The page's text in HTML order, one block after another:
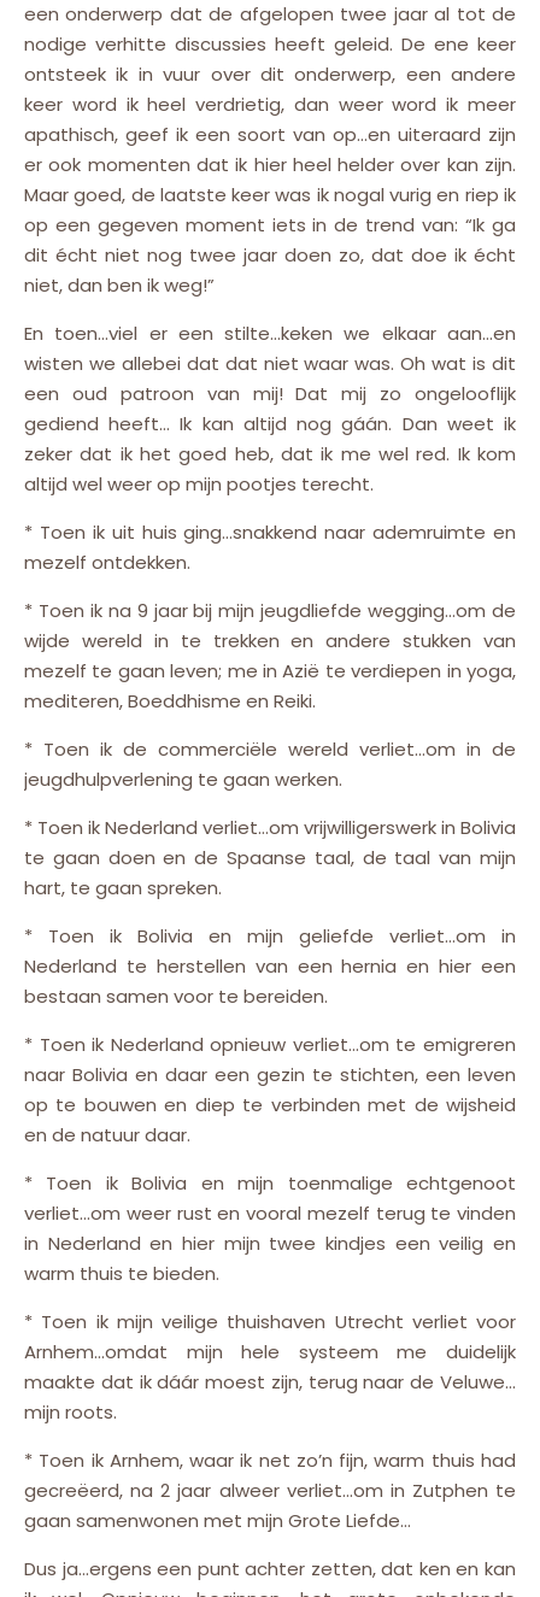
een onderwerp dat de afgelopen twee jaar al tot de
nodige verhitte discussies heeft geleid. De ene keer
ontsteek ik in vuur over dit onderwerp, een andere
keer word ik heel verdrietig, dan weer word ik meer
apathisch, geef ik een soort van op…en uiteraard zijn
er ook momenten dat ik hier heel helder over kan zijn.
Maar goed, de laatste keer was ik nogal vurig en riep ik
op een gegeven moment iets in de trend van: “Ik ga
dit écht niet nog twee jaar doen zo, dat doe ik écht
niet, dan ben ik weg!”
En toen…viel er een stilte…keken we elkaar aan…en
wisten we allebei dat dat niet waar was. Oh wat is dit
een oud patroon van mij! Dat mij zo ongelooflijk
gediend heeft… Ik kan altijd nog gáán. Dan weet ik
zeker dat ik het goed heb, dat ik me wel red. Ik kom
altijd wel weer op mijn pootjes terecht.
* Toen ik uit huis ging…snakkend naar ademruimte en
mezelf ontdekken.
* Toen ik na 9 jaar bij mijn jeugdliefde wegging…om de
wijde wereld in te trekken en andere stukken van
mezelf te gaan leven; me in Azië te verdiepen in yoga,
mediteren, Boeddhisme en Reiki.
* Toen ik de commerciële wereld verliet…om in de
jeugdhulpverlening te gaan werken.
* Toen ik Nederland verliet…om vrijwilligerswerk in Bolivia
te gaan doen en de Spaanse taal, de taal van mijn
hart, te gaan spreken.
* Toen ik Bolivia en mijn geliefde verliet…om in
Nederland te herstellen van een hernia en hier een
bestaan samen voor te bereiden.
* Toen ik Nederland opnieuw verliet…om te emigreren
naar Bolivia en daar een gezin te stichten, een leven
op te bouwen en diep te verbinden met de wijsheid
en de natuur daar.
* Toen ik Bolivia en mijn toenmalige echtgenoot
verliet…om weer rust en vooral mezelf terug te vinden
in Nederland en hier mijn twee kindjes een veilig en
warm thuis te bieden.
* Toen ik mijn veilige thuishaven Utrecht verliet voor
Arnhem…omdat mijn hele systeem me duidelijk
maakte dat ik dáár moest zijn, terug naar de Veluwe…
mijn roots.
* Toen ik Arnhem, waar ik net zo’n fijn, warm thuis had
gecreëerd, na 2 jaar alweer verliet…om in Zutphen te
gaan samenwonen met mijn Grote Liefde…
Dus ja…ergens een punt achter zetten, dat ken en kan